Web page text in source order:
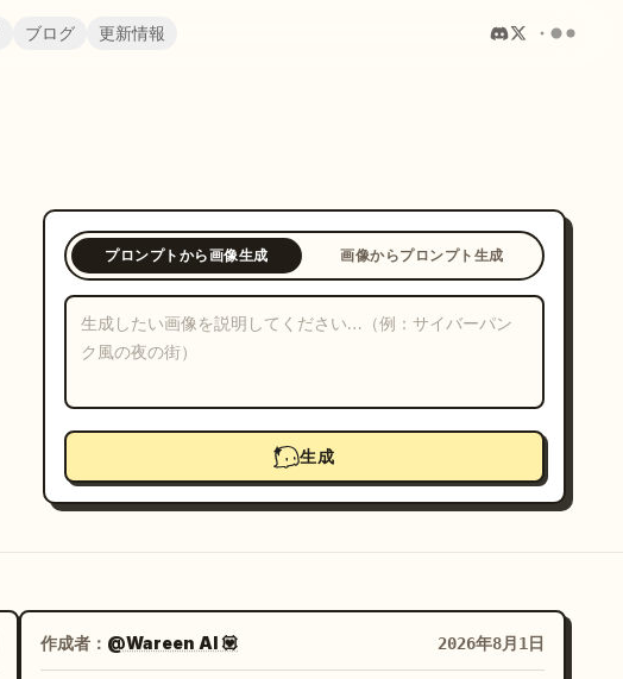
ブログ 更新情報
プロンプトから画像生成 画像からプロンプト生成
生成
作成者： @Wareen AI 💟 2026年8月1日